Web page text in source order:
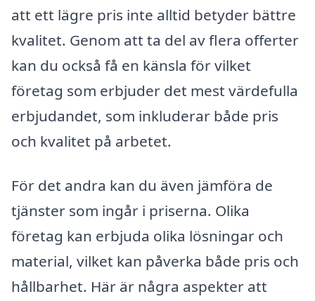
att ett lägre pris inte alltid betyder bättre
kvalitet. Genom att ta del av flera offerter
kan du också få en känsla för vilket
företag som erbjuder det mest värdefulla
erbjudandet, som inkluderar både pris
och kvalitet på arbetet.
För det andra kan du även jämföra de
tjänster som ingår i priserna. Olika
företag kan erbjuda olika lösningar och
material, vilket kan påverka både pris och
hållbarhet. Här är några aspekter att